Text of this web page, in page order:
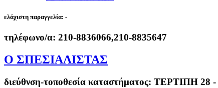
ελάχιστη παραγγελία: -
τηλέφωνο/α: 210-8836066,210-8835647
Ο ΣΠΕΣΙΑΛΙΣΤΑΣ
διεύθνση-τοποθεσία καταστήματος: ΤΕΡΤΙΠΗ 28